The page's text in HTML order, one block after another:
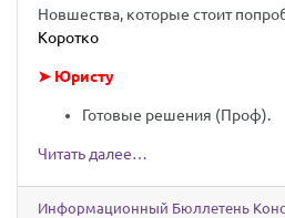
Новшества, которые стоит
Коротко
➤ Юристу
Готовые решения (Проф).
Читать далее…
Информационный Бюллетень